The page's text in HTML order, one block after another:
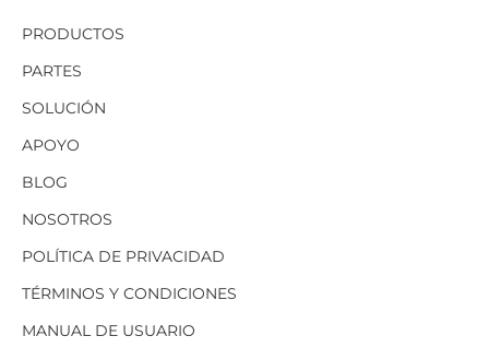
PRODUCTOS
PARTES
SOLUCIÓN
APOYO
BLOG
NOSOTROS
POLÍTICA DE PRIVACIDAD
TÉRMINOS Y CONDICIONES
MANUAL DE USUARIO